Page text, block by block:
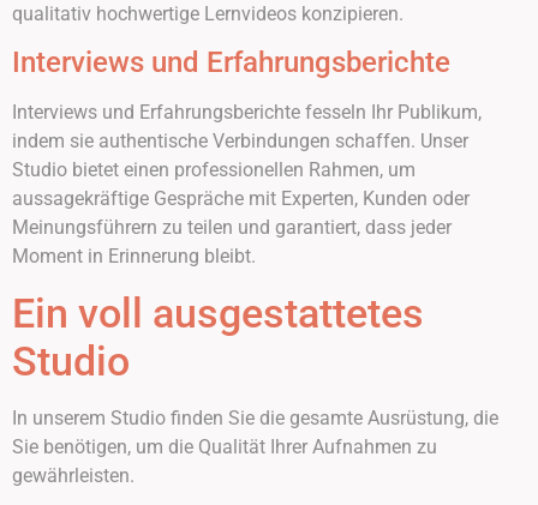
qualitativ hochwertige Lernvideos konzipieren.
Interviews und Erfahrungsberichte
Interviews und Erfahrungsberichte fesseln Ihr Publikum,
indem sie authentische Verbindungen schaffen. Unser
Studio bietet einen professionellen Rahmen, um
aussagekräftige Gespräche mit Experten, Kunden oder
Meinungsführern zu teilen und garantiert, dass jeder
Moment in Erinnerung bleibt.
Ein voll ausgestattetes
Studio
In unserem Studio finden Sie die gesamte Ausrüstung, die
Sie benötigen, um die Qualität Ihrer Aufnahmen zu
gewährleisten.